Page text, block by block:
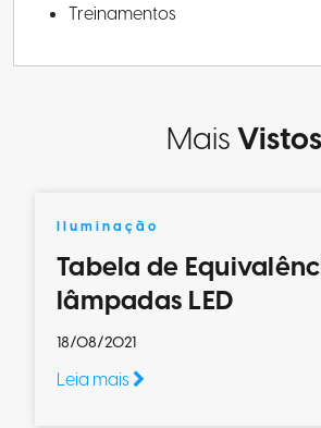
Treinamentos
MaisVistos
Iluminação
Tabela de
lâmpadas LED
18/08/2021
Leia mais